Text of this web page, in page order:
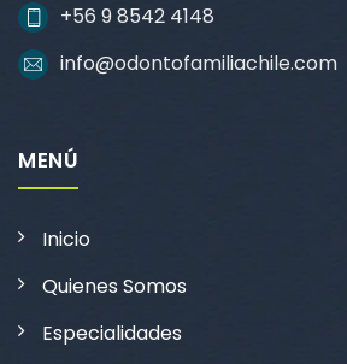
+56 9 8542 4148
info@odontofamiliachile.com
MENÚ
Inicio
Quienes Somos
Especialidades